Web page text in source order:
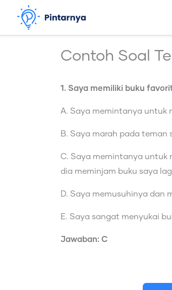
konten
Contoh Soal
1. Saya memiliki buku
A. Saya memintanya untuk
B. Saya marah pada teman
C. Saya memintanya
dia meminjam buku saya
D. Saya memusuhinya dan
E. Saya sangat menyukai
Jawaban: C